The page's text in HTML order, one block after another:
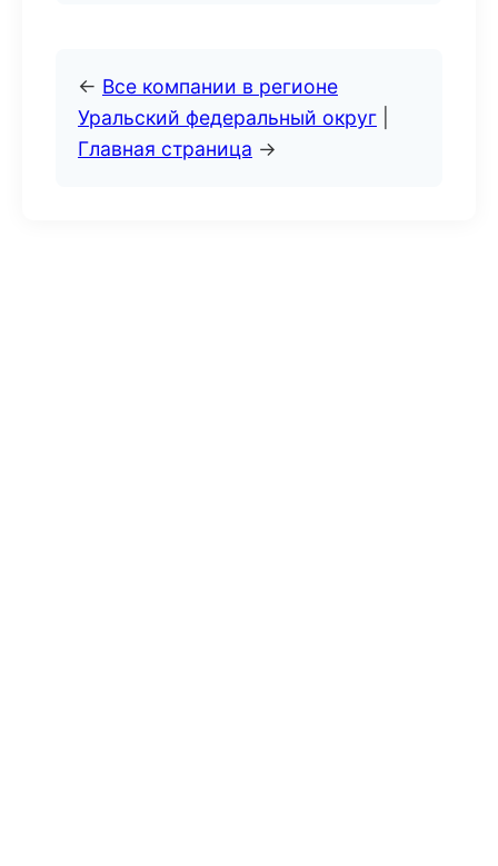
← Все компании в регионе
Уральский федеральный округ
Главная страница →